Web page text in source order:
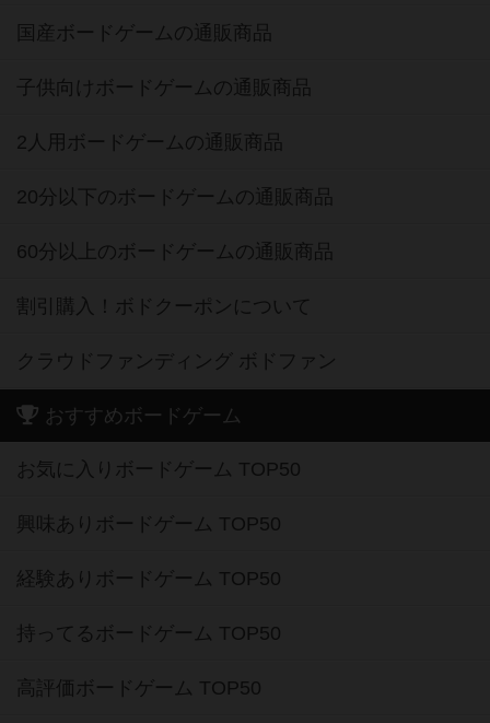
国産ボードゲームの通販商品
子供向けボードゲームの通販商品
2人用ボードゲームの通販商品
20分以下のボードゲームの通販商品
60分以上のボードゲームの通販商品
割引購入！ボドクーポンについて
クラウドファンディング ボドファン
おすすめボードゲーム
お気に入りボードゲーム TOP50
興味ありボードゲーム TOP50
経験ありボードゲーム TOP50
持ってるボードゲーム TOP50
高評価ボードゲーム TOP50